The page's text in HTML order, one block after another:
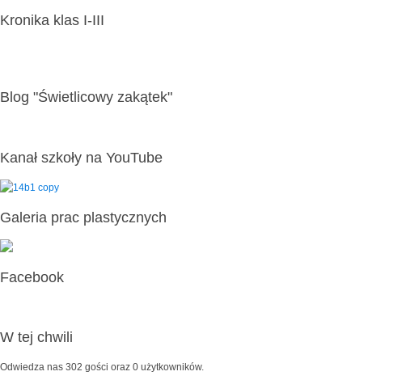
Kronika klas I-III
Blog "Świetlicowy zakątek"
Kanał szkoły na YouTube
Galeria prac plastycznych
Facebook
W tej chwili
Odwiedza nas 302 gości oraz 0 użytkowników.